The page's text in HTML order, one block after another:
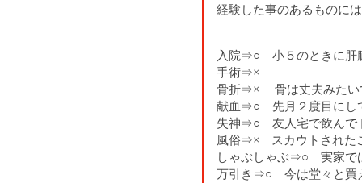
経験した事のあるものに
入院⇒○ 小５のときに肝
手術⇒×
骨折⇒× 骨は丈夫みたい
献血⇒○ 先月２度目にし
失神⇒○ 友人宅で飲んで
風俗⇒× スカウトされた
しゃぶしゃぶ⇒○ 実家で
万引き⇒○ 今は堂々と買